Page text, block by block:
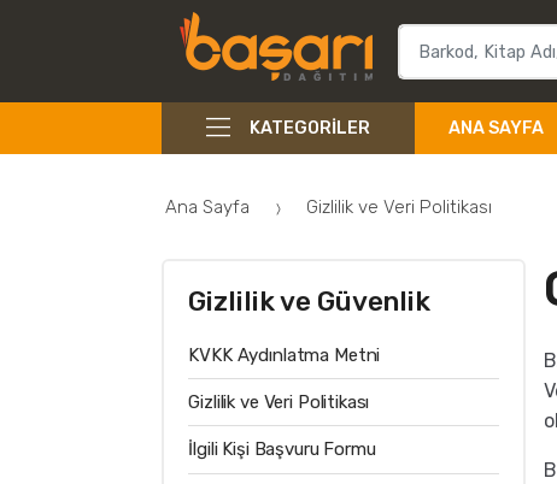
KATEGORILER ANA SAYFA
Ana Sayfa Gizlilik ve Veri Politikası
Gizlilik ve Güvenlik
KVKK Aydınlatma Metni
Gizlilik ve Veri Politikası
İlgili Kişi Başvuru Formu